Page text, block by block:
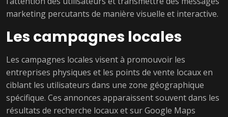
marketing percutants de manière visuelle et interactive.
Les campagnes locales
Les campagnes locales visent à promouvoir les
entreprises physiques et les points de vente locaux en
ciblant les utilisateurs dans une zone géographique
spécifique. Ces annonces apparaissent souvent dans les
résultats de recherche locaux et sur Google Maps